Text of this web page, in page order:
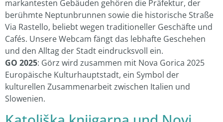
markantesten Gebäuden gehören die Präfektur, der
berühmte Neptunbrunnen sowie die historische Straße
Via Rastello, beliebt wegen traditioneller Geschäfte und
Cafés. Unsere Webcam fängt das lebhafte Geschehen
und den Alltag der Stadt eindrucksvoll ein.
GO 2025: Görz wird zusammen mit Nova Gorica 2025
Europäische Kulturhauptstadt, ein Symbol der
kulturellen Zusammenarbeit zwischen Italien und
Slowenien.